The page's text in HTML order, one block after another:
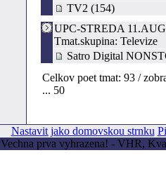
TV2 (154)
UPC-STREDA
Tmat.skupina: Televize
Satro Digital
Celkov poet tmat: 93 /
... 50
Nastavit jako domovskou strnku
Vechna prva vyhrazena! - VHR,